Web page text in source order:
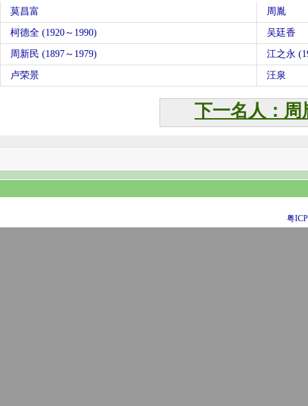
莫昌富 周胤
柯德全 (1920～1990) 吴廷香
周新民 (1897～1979) 江之永
卢荣景 汪泉
下一名人：周
粤